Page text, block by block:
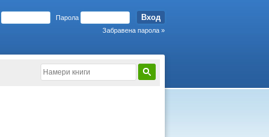
Парола
Забравена парола »